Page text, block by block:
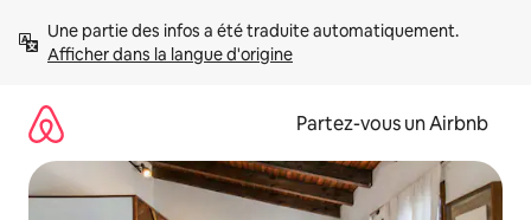
directement
Afficher dans la langue d'origine
Partez-vous un Airbnb